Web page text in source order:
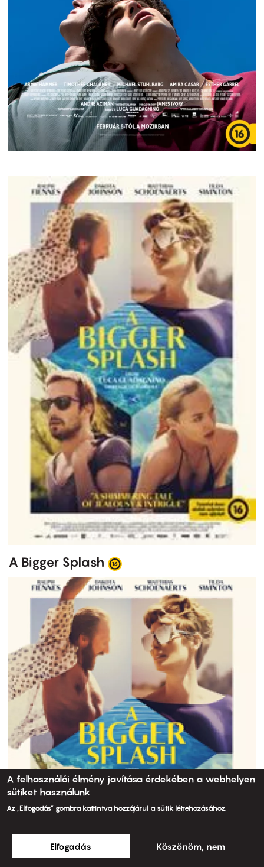
A Bigger Splash
A felhasználói élmény javítása érdekében a webhelyen
sütiket használunk
Az „Elfogadás” gombra kattintva hozzájárul a sütik létrehozásához.
Elfogadás Köszönöm, nem